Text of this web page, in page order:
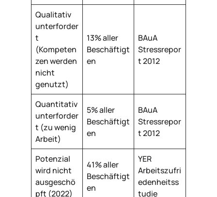
Qualitativ
unterforder
t
(Kompeten
zen werden
nicht
genutzt)
13% aller
Beschäftigt
en
BAuA
Stressrepor
t 2012
Quantitativ
unterforder
t (zu wenig
Arbeit)
5% aller
Beschäftigt
en
BAuA
Stressrepor
t 2012
Potenzial
wird nicht
ausgeschö
pft (2022)
41% aller
Beschäftigt
en
YER
Arbeitszufri
edenheitss
tudie